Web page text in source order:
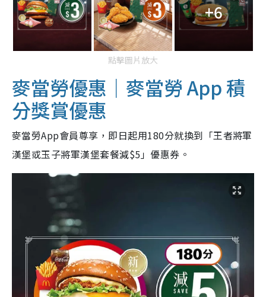
+6
點擊圖片放大
麥當勞優惠｜麥當勞 App 積
分獎賞優惠
麥當勞App會員尊享，即日起用180分就換到「王者將軍
漢堡或玉子將軍漢堡套餐減$5」優惠券。